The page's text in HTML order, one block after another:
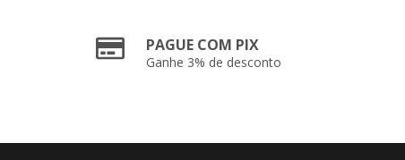
PAGUE COM PIX
Ganhe 3% de desconto